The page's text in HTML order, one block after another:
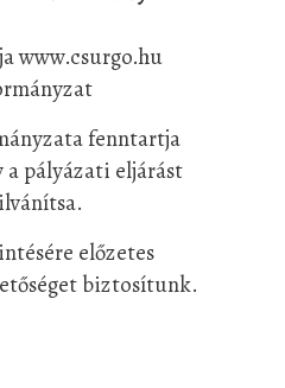
www.csurgo.hu
fenntartja
a pályázati eljárást
előzetes
biztosítunk.